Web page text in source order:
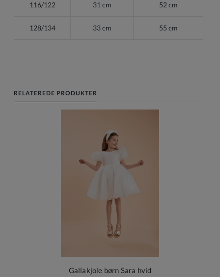
116/122 31 cm 52 cm
128/134 33 cm 55 cm
RELATEREDE PRODUKTER
Gallakjole børn Sara hvid